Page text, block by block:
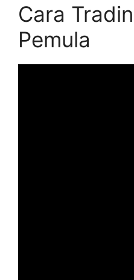
Cara
Pemula